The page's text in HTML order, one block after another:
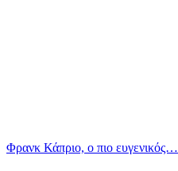
Φρανκ Κάπριο, ο πιο ευγενικός…